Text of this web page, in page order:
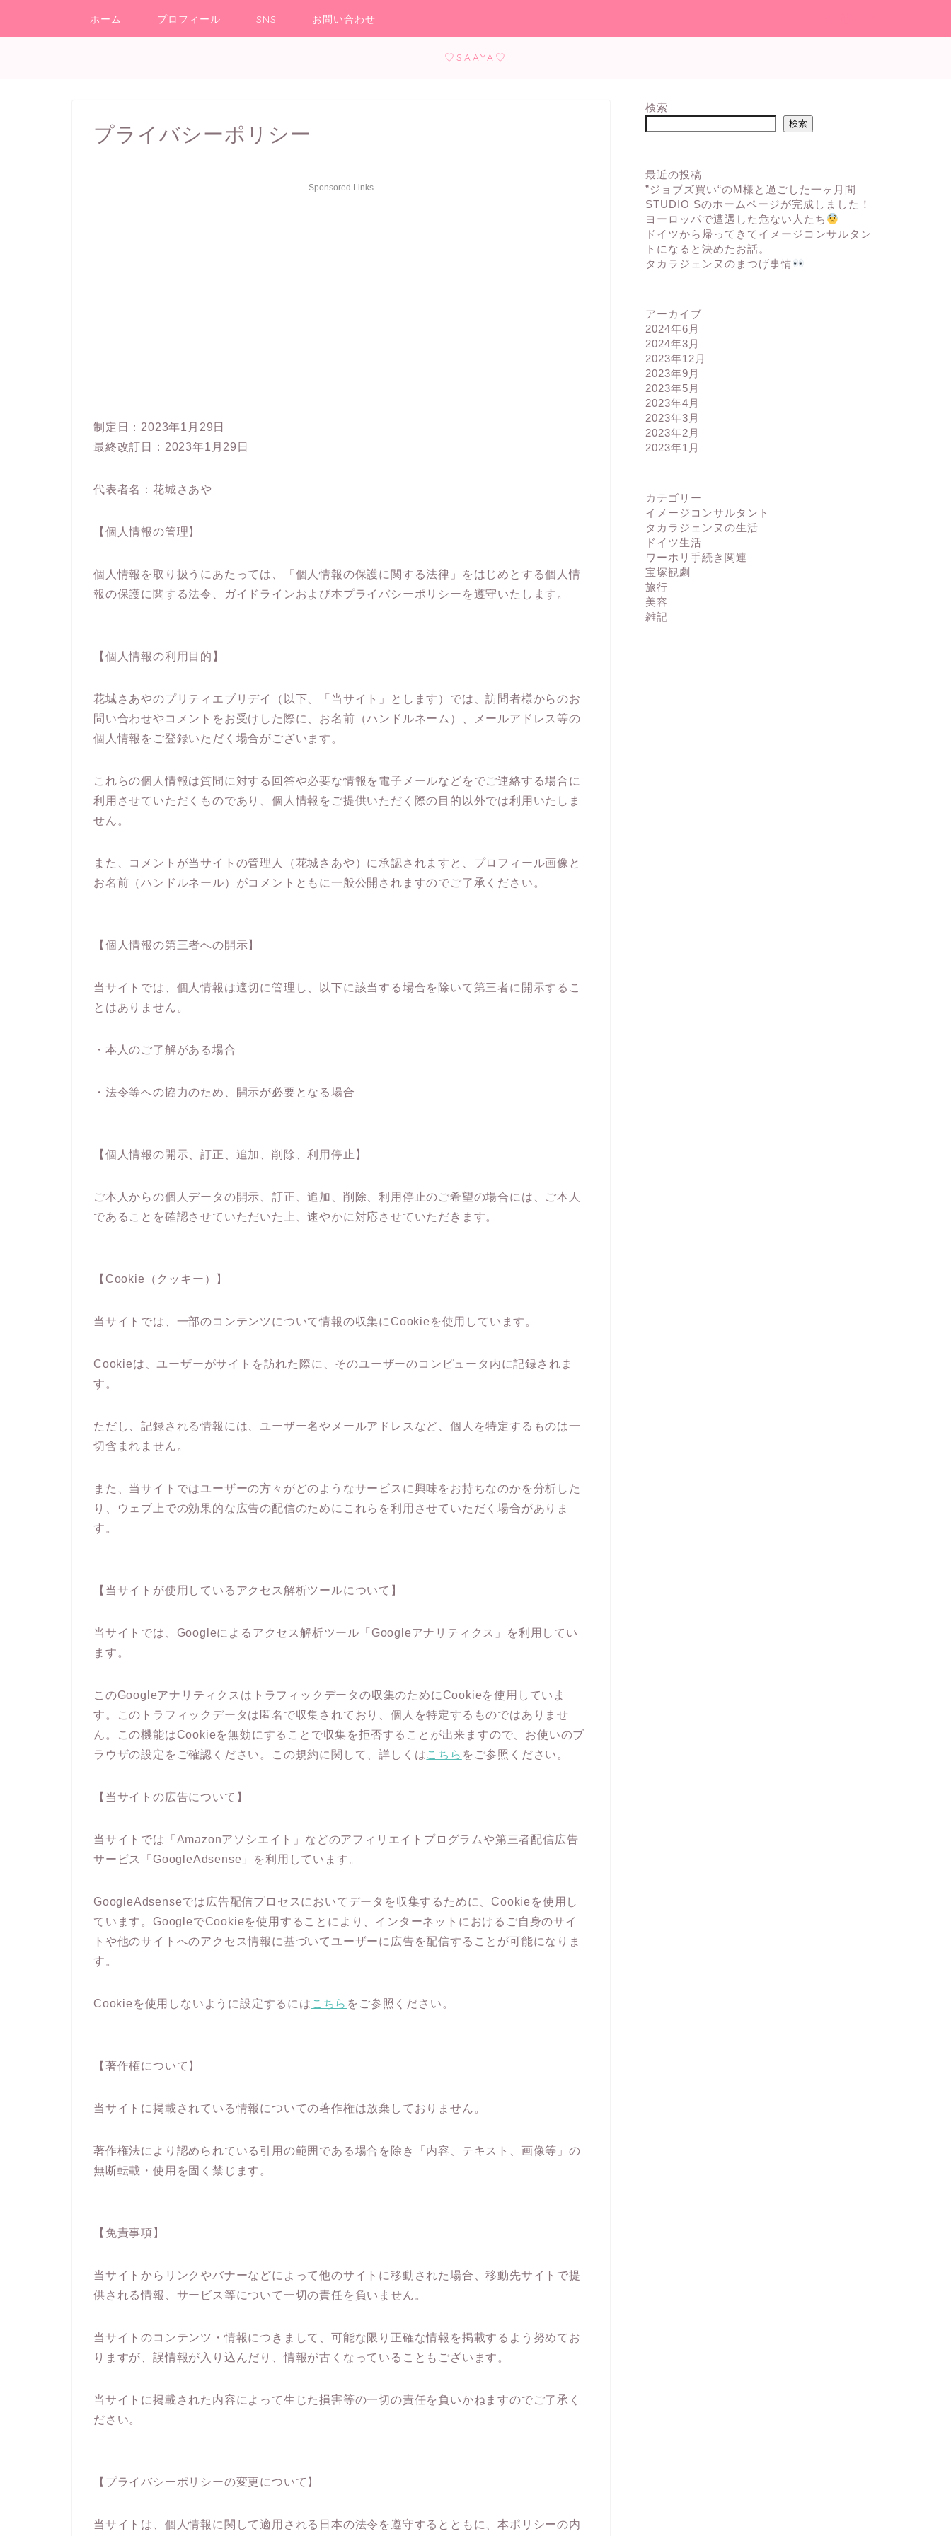
ホーム プロフィール SNS お問い合わせ
♡SAAYA♡
プライバシーポリシー
Sponsored Links
制定日：2023年1月29日
最終改訂日：2023年1月29日
代表者名：花城さあや
【個人情報の管理】
個人情報を取り扱うにあたっては、「個人情報の保護に関する法律」をはじめとする個人情
報の保護に関する法令、ガイドラインおよび本プライバシーポリシーを遵守いたします。
【個人情報の利用目的】
花城さあやのプリティエブリデイ（以下、「当サイト」とします）では、訪問者様からのお
問い合わせやコメントをお受けした際に、お名前（ハンドルネーム）、メールアドレス等の
個人情報をご登録いただく場合がございます。
これらの個人情報は質問に対する回答や必要な情報を電子メールなどをでご連絡する場合に
利用させていただくものであり、個人情報をご提供いただく際の目的以外では利用いたしま
せん。
また、コメントが当サイトの管理人（花城さあや）に承認されますと、プロフィール画像と
お名前（ハンドルネール）がコメントともに一般公開されますのでご了承ください。
【個人情報の第三者への開示】
当サイトでは、個人情報は適切に管理し、以下に該当する場合を除いて第三者に開示するこ
とはありません。
・本人のご了解がある場合
・法令等への協力のため、開示が必要となる場合
【個人情報の開示、訂正、追加、削除、利用停止】
ご本人からの個人データの開示、訂正、追加、削除、利用停止のご希望の場合には、ご本人
であることを確認させていただいた上、速やかに対応させていただきます。
【Cookie（クッキー）】
当サイトでは、一部のコンテンツについて情報の収集にCookieを使用しています。
Cookieは、ユーザーがサイトを訪れた際に、そのユーザーのコンピュータ内に記録されま
す。
ただし、記録される情報には、ユーザー名やメールアドレスなど、個人を特定するものは一
切含まれません。
また、当サイトではユーザーの方々がどのようなサービスに興味をお持ちなのかを分析した
り、ウェブ上での効果的な広告の配信のためにこれらを利用させていただく場合がありま
す。
【当サイトが使用しているアクセス解析ツールについて】
当サイトでは、Googleによるアクセス解析ツール「Googleアナリティクス」を利用してい
ます。
このGoogleアナリティクスはトラフィックデータの収集のためにCookieを使用していま
す。このトラフィックデータは匿名で収集されており、個人を特定するものではありませ
ん。この機能はCookieを無効にすることで収集を拒否することが出来ますので、お使いのブ
ラウザの設定をご確認ください。この規約に関して、詳しくはこちら をご参照ください。
【当サイトの広告について】
当サイトでは「Amazonアソシエイト」などのアフィリエイトプログラムや第三者配信広告
サービス「GoogleAdsense」を利用しています。
GoogleAdsenseでは広告配信プロセスにおいてデータを収集するために、Cookieを使用し
ています。GoogleでCookieを使用することにより、インターネットにおけるご自身のサイ
トや他のサイトへのアクセス情報に基づいてユーザーに広告を配信することが可能になりま
す。
Cookieを使用しないように設定するには こちら をご参照ください。
【著作権について】
当サイトに掲載されている情報についての著作権は放棄しておりません。
著作権法により認められている引用の範囲である場合を除き「内容、テキスト、画像等」の
無断転載・使用を固く禁じます。
【免責事項】
当サイトからリンクやバナーなどによって他のサイトに移動された場合、移動先サイトで提
供される情報、サービス等について一切の責任を負いません。
当サイトのコンテンツ・情報につきまして、可能な限り正確な情報を掲載するよう努めてお
りますが、誤情報が入り込んだり、情報が古くなっていることもございます。
当サイトに掲載された内容によって生じた損害等の一切の責任を負いかねますのでご了承く
ださい。
【プライバシーポリシーの変更について】
当サイトは、個人情報に関して適用される日本の法令を遵守するとともに、本ポリシーの内
検索
検索
最近の投稿
”ジョブズ買い“のM様と過ごした一ヶ月間
STUDIO Sのホームページが完成しました！
ヨーロッパで遭遇した危ない人たち
ドイツから帰ってきてイメージコンサルタン
トになると決めたお話。
タカラジェンヌのまつげ事情
アーカイブ
2024年6月
2024年3月
2023年12月
2023年9月
2023年5月
2023年4月
2023年3月
2023年2月
2023年1月
カテゴリー
イメージコンサルタント
タカラジェンヌの生活
ドイツ生活
ワーホリ手続き関連
宝塚観劇
旅行
美容
雑記